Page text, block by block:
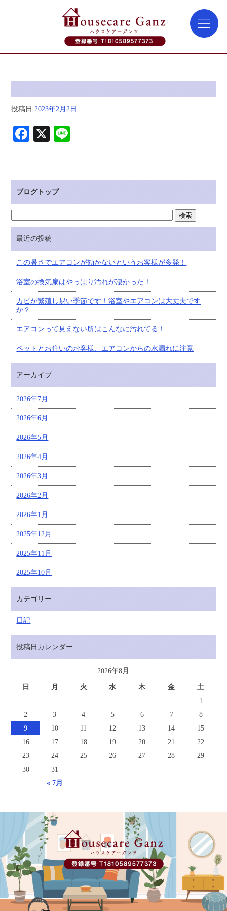
投稿日 2023年2月2日
Fa
ok
X
ブログトップ
最近の投稿
この暑さでエアコンが効かないというお客様が多発！
浴室の換気扇はやっぱり汚れが凄かった！
カビが繁殖し易い季節です！浴室やエアコンは大丈夫です
か？
エアコンって見えない所はこんなに汚れてる！
ペットとお住いのお客様、エアコンからの水漏れに注意
アーカイブ
2026年7月
2026年6月
2026年5月
2026年4月
2026年3月
2026年2月
2026年1月
2025年12月
2025年11月
2025年10月
カテゴリー
日記
投稿日カレンダー
2026年8月
日 月 火 水 木 金 土
« 7月
1
2
3 4 5 6 7
8
9
10 11 12 13 14
15
16
17 18 19 20 21
22
23
24 25 26 27 28
29
30
31